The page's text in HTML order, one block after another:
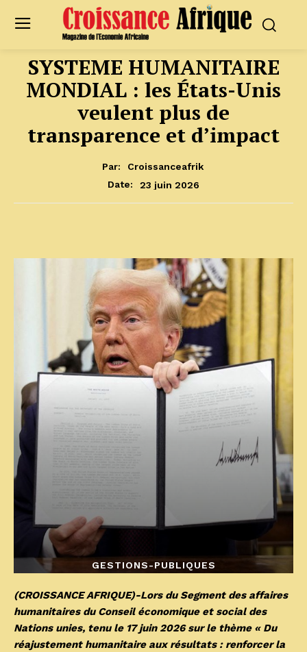
SYSTEME HUMANITAIRE
MONDIAL : les États-Unis
veulent plus de
transparence et d’impact
Par:
Croissanceafrik
Date:
23 juin 2026
GESTIONS-PUBLIQUES
(CROISSANCE AFRIQUE)-Lors du Segment des affaires
humanitaires du Conseil économique et social des
Nations unies, tenu le 17 juin 2026 sur le thème « Du
réajustement humanitaire aux résultats : renforcer la